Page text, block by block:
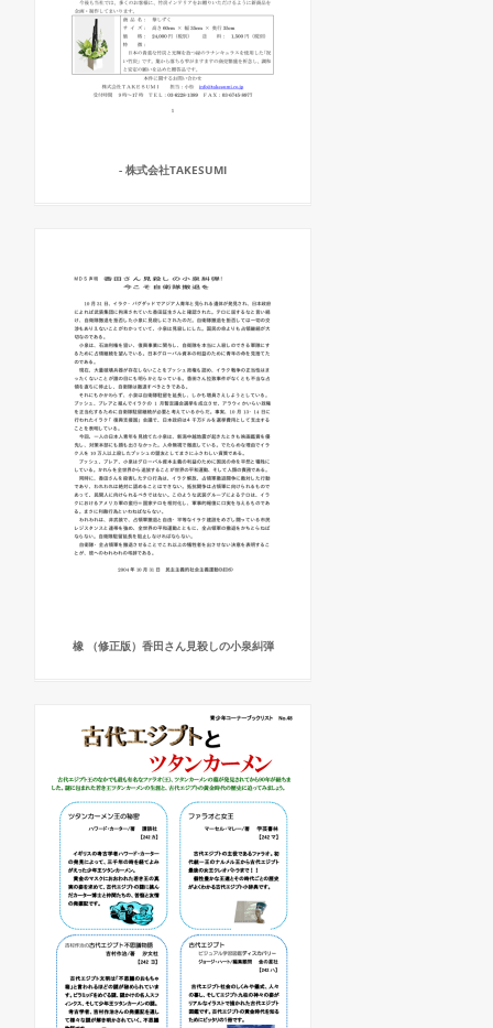
- 株式会社TAKESUMI
橡 （修正版）香田さん見殺しの小泉糾弾